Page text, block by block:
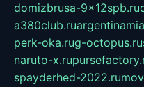
domizbrusa-9x12spb.ru
a380club.ru
perk-oka.rug-octopus.ru
naruto-x.ru
spayderhed-2022.ru